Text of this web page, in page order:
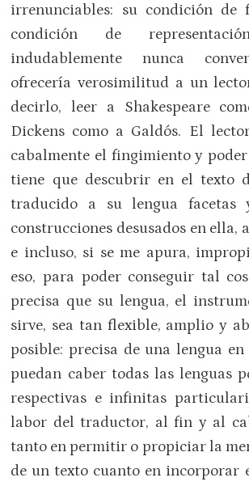
irrenunciables: su condición de
condición de
indudablemente nunca
ofrecería verosimilitud a un
decirlo, leer a Shakespeare
Dickens como a Galdós. El
cabalmente el fingimiento y
tiene que descubrir en el texto
traducido a su lengua facetas
construcciones desusados en ella,
e incluso, si se me apura,
eso, para poder conseguir tal
precisa que su lengua, el
sirve, sea tan flexible, amplio y
posible: precisa de una lengua
puedan caber todas las lenguas
respectivas e infinitas
labor del traductor, al fin y al
tanto en permitir o propiciar la
de un texto cuanto en incorporar